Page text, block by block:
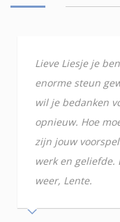
Lieve Liesje je
enorme steun
wil je bedanken
opnieuw. Hoe
zijn jouw
werk en geliefde.
weer, Lente.